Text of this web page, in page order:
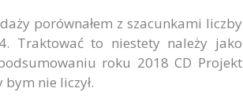
porównałem z szacunkami liczby
Traktować to niestety należy jako
roku 2018 CD Projekt
nie liczył.